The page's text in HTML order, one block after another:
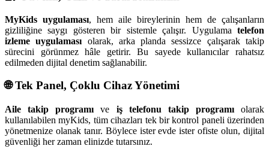
MyKids uygulaması, hem aile bireylerinin hem de çalışanların
gizliliğine saygı gösteren bir sistemle çalışır. Uygulama telefon
izleme uygulaması olarak, arka planda sessizce çalışarak takip
sürecini görünmez hâle getirir. Bu sayede kullanıcılar rahatsız
edilmeden dijital denetim sağlanabilir.
🌐 Tek Panel, Çoklu Cihaz Yönetimi
Aile takip programı ve iş telefonu takip programıolarak
kullanılabilen myKids, tüm cihazları tek bir kontrol paneli üzerinden
yönetmenize olanak tanır. Böylece ister evde ister ofiste olun, dijital
güvenliği her zaman elinizde tutarsınız.